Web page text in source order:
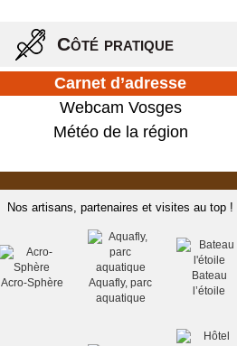
Côté pratique
Carnet d’adresse
Webcam Vosges
Météo de la région
Nos artisans, partenaires et visites au top !
Acro-Sphère
Aquafly, parc
aquatique
Bateau
l’étoile